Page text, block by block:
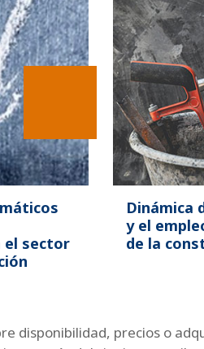
el sector
Dinámica
y el
de la
disponibilidad, precios o